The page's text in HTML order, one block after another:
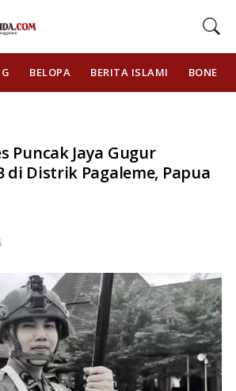
BELOPA BERITA ISLAMI BONE
Puncak Jaya Gugur
di Distrik Pagaleme, Papua